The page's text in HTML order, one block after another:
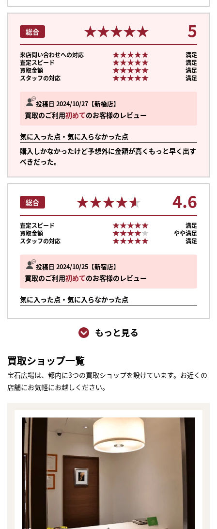
投稿日 2024/10/27 新橋店
買取のご利用初めてのお客様のレビュー
気に入った点・気に入らなかった点
購入しかなかったけど予想外に金額が高くもっと早く出す
べきだった。
総合 ★★★★★
★★★★★ 5
来店問い合わせへの対応 ★★★★★
★★★★★
満足
査定スピード
★★★★★
★★★★★
満足
買取金額
★★★★★
★★★★★
満足
スタッフの対応
★★★★★
★★★★★ 満足
投稿日 2024/10/25 新宿店
買取のご利用初めてのお客様のレビュー
気に入った点・気に入らなかった点
総合 ★★★★★
★★★★★ 4.6
査定スピード ★★★★★
★★★★★
満足
買取金額
★★★★★
★★★★★
やや満足
スタッフの対応
★★★★★
★★★★★ 満足
もっと見る
買取ショップ一覧
宝石広場は、都内に3つの買取ショップを設けています。お近くの
店舗にお気軽にお越しください。